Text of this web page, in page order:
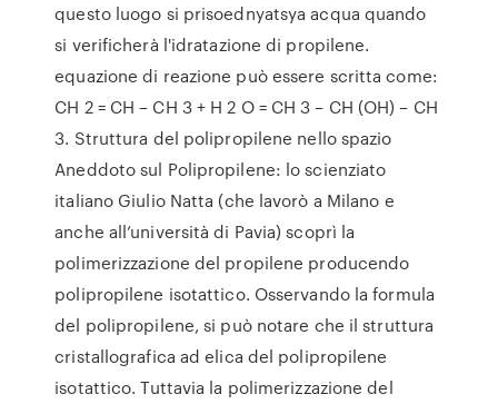
questo luogo si prisoednyatsya acqua quando
si verificherà l'idratazione di propilene.
equazione di reazione può essere scritta come:
CH 2 = CH – CH 3 + H 2 O = CH 3 – CH (OH) – CH
3. Struttura del polipropilene nello spazio
Aneddoto sul Polipropilene: lo scienziato
italiano Giulio Natta (che lavorò a Milano e
anche all’università di Pavia) scoprì la
polimerizzazione del propilene producendo
polipropilene isotattico. Osservando la formula
del polipropilene, si può notare che il struttura
cristallografica ad elica del polipropilene
isotattico. Tuttavia la polimerizzazione del